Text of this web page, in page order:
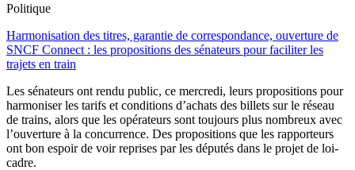
Politique
Harmonisation des titres, garantie de correspondance, ouverture de
SNCF Connect : les propositions des sénateurs pour faciliter les
trajets en train
Les sénateurs ont rendu public, ce mercredi, leurs propositions pour
harmoniser les tarifs et conditions d’achats des billets sur le réseau
de trains, alors que les opérateurs sont toujours plus nombreux avec
l’ouverture à la concurrence. Des propositions que les rapporteurs
ont bon espoir de voir reprises par les députés dans le projet de loi-
cadre.